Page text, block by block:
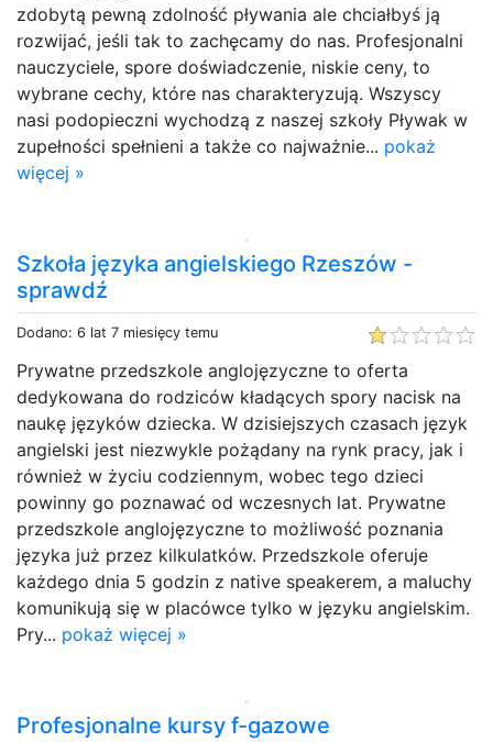
zdobytą pewną zdolność pływania ale chciałbyś ją
rozwijać, jeśli tak to zachęcamy do nas. Profesjonalni
nauczyciele, spore doświadczenie, niskie ceny, to
wybrane cechy, które nas charakteryzują. Wszyscy
nasi podopieczni wychodzą z naszej szkoły Pływak w
zupełności spełnieni a także co najważnie... pokaż
więcej »
Szkoła języka angielskiego Rzeszów -
sprawdź
Dodano: 6 lat 7 miesięcy temu
Prywatne przedszkole anglojęzyczne to oferta
dedykowana do rodziców kładących spory nacisk na
naukę języków dziecka. W dzisiejszych czasach język
angielski jest niezwykle pożądany na rynk pracy, jak i
również w życiu codziennym, wobec tego dzieci
powinny go poznawać od wczesnych lat. Prywatne
przedszkole anglojęzyczne to możliwość poznania
języka już przez kilkulatków. Przedszkole oferuje
każdego dnia 5 godzin z native speakerem, a maluchy
komunikują się w placówce tylko w języku angielskim.
Pry... pokaż więcej »
Profesjonalne kursy f-gazowe